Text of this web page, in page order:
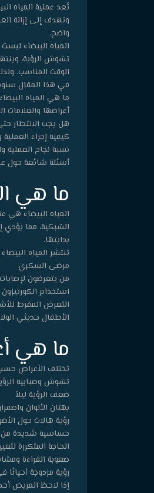
تُعد عملية المياه
وتهدف إلى إزالة
واضح.
المياه البيضاء
تشوش الرؤية،
الوقت المناسب.
في هذا المقال
ما هي المياه
أعراضها والعلامات
هل يجب الانتظار
كيفية إجراء
نسبة نجاح العملية
أسئلة شائعة حول
ما هي
المياه البيضاء
الشبكية، مما يؤدي
بدايتها.
تنتشر المياه
مرضى السكري
من يتعرضون
استخدام
التعرض المفرط
الأطفال حديثي
ما هي
تختلف الأعراض
تشوش وضبابية
ضعف الرؤية ليلاً
بهتان الألوان
رؤية هالات حول
حساسية شديدة من
الحاجة المتكررة
صعوبة القراءة
رؤية مزدوجة
إذا لاحظ المريض